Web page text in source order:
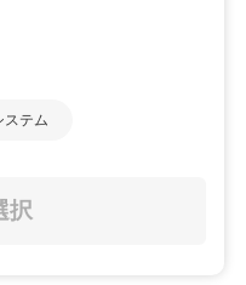
ステム
択